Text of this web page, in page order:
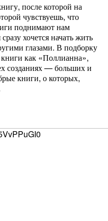
после которой на
чувствуешь, что
поднимают нам
хочется начать жить
глазами. В подборку
как «Поллианна»,
созданиях — больших и
книги, о которых,